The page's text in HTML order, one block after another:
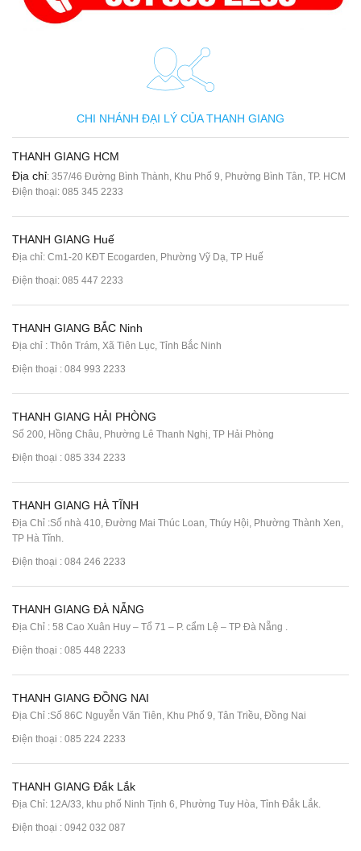
CHI NHÁNH ĐẠI LÝ CỦA THANH GIANG
THANH GIANG HCM
Địa chỉ: 357/46 Đường Bình Thành, Khu Phố 9, Phường Bình Tân, TP. HCM
Điện thoại: 085 345 2233
THANH GIANG Huế
Địa chỉ: Cm1-20 KĐT Ecogarden, Phường Vỹ Dạ, TP Huế
Điện thoại: 085 447 2233
THANH GIANG BẮC Ninh
Địa chỉ : Thôn Trám, Xã Tiên Lục, Tỉnh Bắc Ninh
Điện thoại : 084 993 2233
THANH GIANG HẢI PHÒNG
Số 200, Hồng Châu, Phường Lê Thanh Nghị, TP Hải Phòng
Điện thoại : 085 334 2233
THANH GIANG HÀ TĨNH
Địa Chỉ :Số nhà 410, Đường Mai Thúc Loan, Thúy Hội, Phường Thành Xen,
TP Hà Tĩnh.
Điện thoại : 084 246 2233
THANH GIANG ĐÀ NẴNG
Địa Chỉ : 58 Cao Xuân Huy – Tổ 71 – P. cẩm Lệ – TP Đà Nẵng .
Điện thoại : 085 448 2233
THANH GIANG ĐỒNG NAI
Địa Chỉ :Số 86C Nguyễn Văn Tiên, Khu Phố 9, Tân Triều, Đồng Nai
Điện thoại : 085 224 2233
THANH GIANG Đắk Lắk
Địa Chỉ: 12A/33, khu phố Ninh Tịnh 6, Phường Tuy Hòa, Tỉnh Đắk Lắk.
Điện thoại : 0942 032 087